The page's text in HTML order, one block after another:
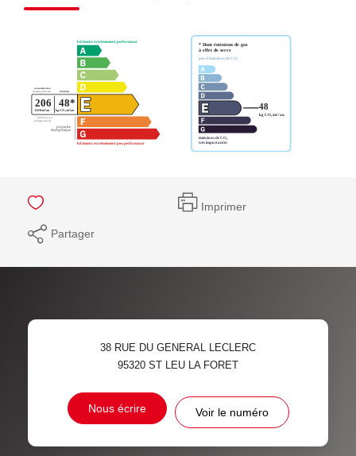
Imprimer
Partager
38 RUE DU GENERAL LECLERC
95320 ST LEU LA FORET
Nous écrire Voir le numéro